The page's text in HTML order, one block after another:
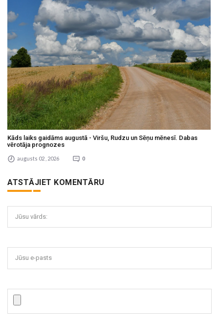
Kāds laiks gaidāms augustā - Viršu, Rudzu un Sēņu mēnesī. Dabas
vērotāja prognozes
augusts 02 , 2026 0
ATSTĀJIET KOMENTĀRU
Jūsu vārds:
Jūsu e-pasts